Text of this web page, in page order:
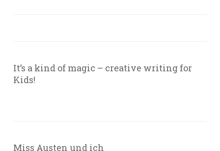
It’s a kind of magic – creative writing for
Kids!
Miss Austen und ich